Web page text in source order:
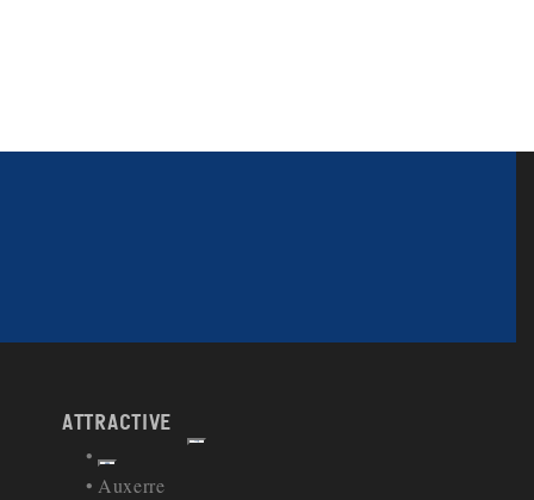
attractive
Afficher
Retour à la navigation
Auxerre